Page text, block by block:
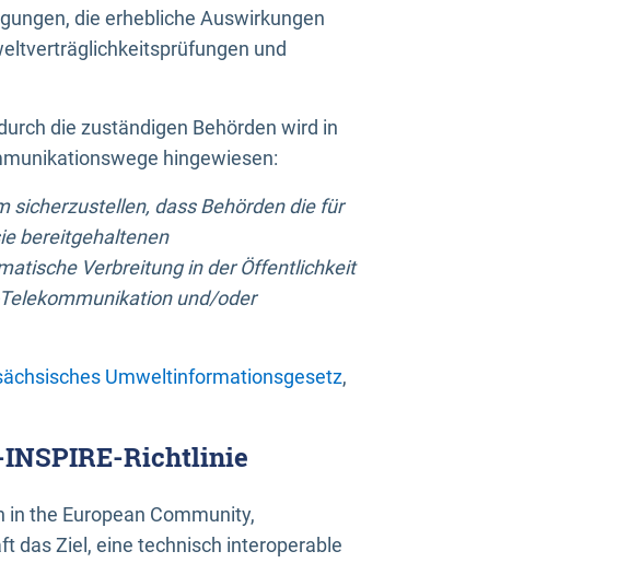
die erhebliche Auswirkungen
und
die zuständigen Behörden wird in
hingewiesen:
dass Behörden die für
bereitgehaltenen
Verbreitung in der Öffentlichkeit
und/oder
Umweltinformationsgesetz,
INSPIRE-Richtlinie
the European Community,
das Ziel, eine technisch interoperable